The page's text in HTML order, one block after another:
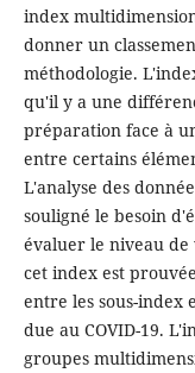
index
donner un
méthodologie.
qu'il y a une
préparation face à
entre certains
L'analyse des
souligné le besoin
évaluer le niveau
cet index est
entre les sous-
due au COVID-19.
groupes